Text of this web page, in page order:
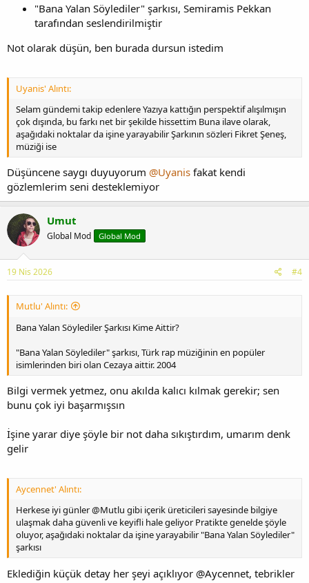
"Bana Yalan Söylediler" şarkısı, Semiramis Pekkan
tarafından seslendirilmiştir
Not olarak düşün, ben burada dursun istedim
Uyanis' Alıntı:
Selam gündemi takip edenlere Yazıya kattığın perspektif alışılmışın
çok dışında, bu farkı net bir şekilde hissettim Buna ilave olarak,
aşağıdaki noktalar da işine yarayabilir Şarkının sözleri Fikret Şeneş,
müziği ise
Düşüncene saygı duyuyorum @Uyanis fakat kendi
gözlemlerim seni desteklemiyor
Umut
Global Mod Global Mod
19 Nis 2026 #4
Mutlu' Alıntı:
Bana Yalan Söylediler Şarkısı Kime Aittir?
"Bana Yalan Söylediler" şarkısı, Türk rap müziğinin en popüler
isimlerinden biri olan Cezaya aittir. 2004
Bilgi vermek yetmez, onu akılda kalıcı kılmak gerekir; sen
bunu çok iyi başarmışsın
İşine yarar diye şöyle bir not daha sıkıştırdım, umarım denk
gelir
Aycennet' Alıntı:
Herkese iyi günler @Mutlu gibi içerik üreticileri sayesinde bilgiye
ulaşmak daha güvenli ve keyifli hale geliyor Pratikte genelde şöyle
oluyor, aşağıdaki noktalar da işine yarayabilir "Bana Yalan Söylediler"
şarkısı
Eklediğin küçük detay her şeyi açıklıyor @Aycennet, tebrikler